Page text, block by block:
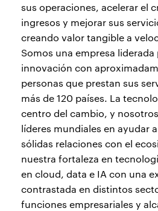
sus operaciones, acelerar el
ingresos y mejorar sus
creando valor tangible a
Somos una empresa
innovación con
personas que prestan sus
más de 120 países. La
centro del cambio, y
líderes mundiales en ayudar
sólidas relaciones con el
nuestra fortaleza en
en cloud, data e IA con una
contrastada en distintos
funciones empresariales y